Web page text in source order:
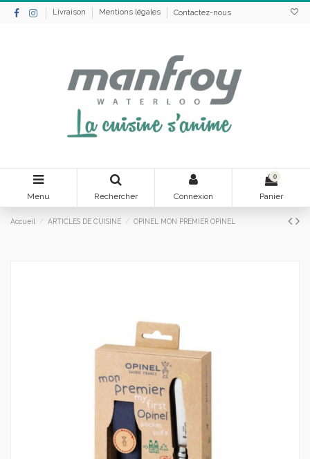
Livraison Mentions légales Contactez-nous
Menu Rechercher Connexion
0
Panier
Accueil ARTICLES DE CUISINE OPINEL MON PREMIER OPINEL